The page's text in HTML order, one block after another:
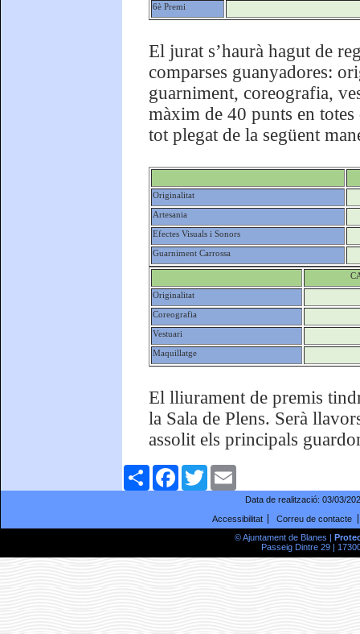
6è Premi
El jurat s’haurà hagut de
comparses guanyadores:
guarniment, coreografia,
màxim de 40 punts en totes
tot plegat de la següent
Originalitat
Artesania
Efectes Visuals i Sonors
Guarniment Carrossa
Originalitat
Coreografia
Vestuari
Maquillatge
El lliurament de premis
la Sala de Plens. Serà
assolit els principals
ComparteixFacebookTwitter
Data de realització: 03/03/
Accessibilitat
Correu de contacte
© Ajuntament de Blanes |
Passeig Dintre 29 |